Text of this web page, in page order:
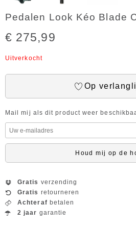
Pedalen Look Kéo Blade
€ 275,99
Uitverkocht
Op
Mail mij als dit product weer
Houd mij op de
Gratis verzending
Gratis retourneren
Achteraf betalen
2 jaar garantie